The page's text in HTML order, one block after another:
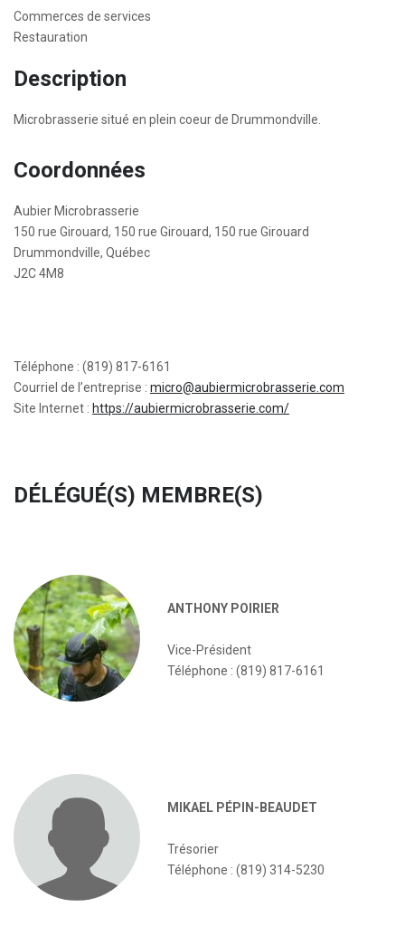
Commerces de services
Restauration
Description
Microbrasserie situé en plein coeur de Drummondville.
Coordonnées
Aubier Microbrasserie
150 rue Girouard, 150 rue Girouard, 150 rue Girouard
Drummondville, Québec
J2C 4M8
Téléphone : (819) 817-6161
Courriel de l’entreprise : micro@aubiermicrobrasserie.com
Site Internet : https://aubiermicrobrasserie.com/
DÉLÉGUÉ(S) MEMBRE(S)
ANTHONY POIRIER
Vice-Président
Téléphone : (819) 817-6161
MIKAEL PÉPIN-BEAUDET
Trésorier
Téléphone : (819) 314-5230